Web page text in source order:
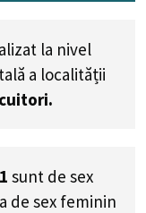
la nivel
a localității
sunt de sex
de sex feminin